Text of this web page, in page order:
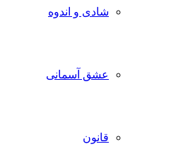
شادی و اندوه
عشق آسمانی
قانون